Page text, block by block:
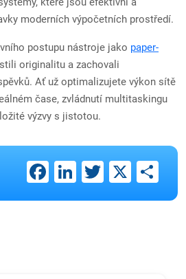
moderních výpočetních prostředí.
postupu nástroje jako paper-
originalitu a zachovali
Ať už optimalizujete výkon sítě
čase, zvládnutí multitaskingu
výzvy s jistotou.
Facebook
LinkedIn
Twitter
X